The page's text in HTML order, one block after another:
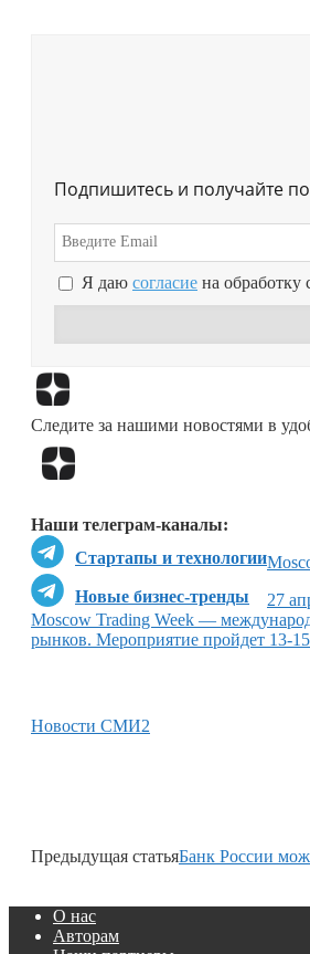
Подпишитесь и получайте
Я даю согласие на обработку
Следите за нашими новостями в
Наши телеграм-каналы:
Стартапы и технологии
Новые бизнес-тренды
27
Moscow Trading Week —
рынков. Мероприятие пройдет 13-
Новости СМИ2
Предыдущая статьяБанк России
О нас
Авторам